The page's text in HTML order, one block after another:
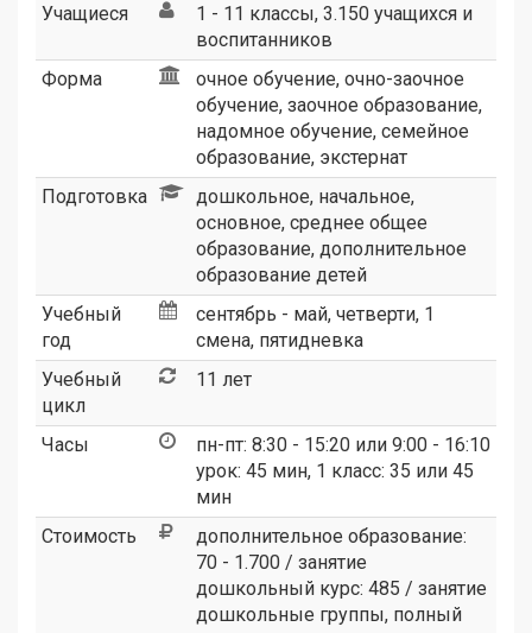
Учащиеся
1 - 11 классы, 3.150 учащихся и
воспитанников
Форма
очное обучение, очно-заочное
обучение, заочное образование,
надомное обучение, семейное
образование, экстернат
Подготовка
дошкольное, начальное,
основное, среднее общее
образование, дополнительное
образование детей
Учебный
год
сентябрь - май, четверти, 1
смена, пятидневка
Учебный
цикл
11 лет
Часы
пн-пт: 8:30 - 15:20 или 9:00 - 16:10
урок: 45 мин, 1 класс: 35 или 45
мин
Стоимость
дополнительное образование:
70 - 1.700 / занятие
дошкольный курс: 485 / занятие
дошкольные группы, полный